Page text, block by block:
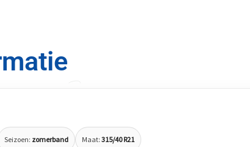
Seizoen: zomerband Maat: 315/40 R21